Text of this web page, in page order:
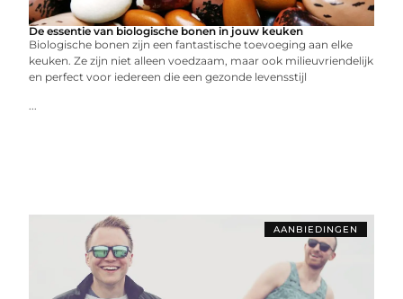
De essentie van biologische bonen in jouw keuken
Biologische bonen zijn een fantastische toevoeging aan elke
keuken. Ze zijn niet alleen voedzaam, maar ook milieuvriendelijk
en perfect voor iedereen die een gezonde levensstijl
...
AANBIEDINGEN